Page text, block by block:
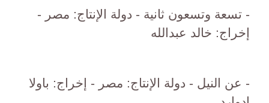
- تسعة وتسعون ثانية - دولة الإنتاج: مصر -
إخراج: خالد عبدالله
- عن النيل - دولة الإنتاج: مصر - إخراج: باولا